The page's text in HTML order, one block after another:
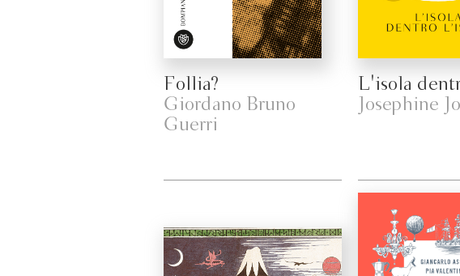
Follia?
Giordano Bruno
Guerri
L'isola
Josephine